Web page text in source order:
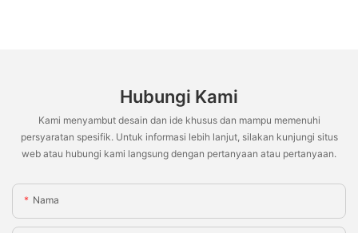
Hubungi Kami
Kami menyambut desain dan ide khusus dan mampu memenuhi
persyaratan spesifik. Untuk informasi lebih lanjut, silakan kunjungi situs
web atau hubungi kami langsung dengan pertanyaan atau pertanyaan.
Nama